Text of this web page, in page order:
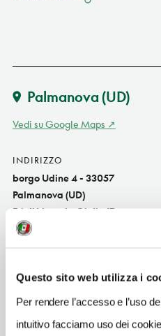
Questo sito web utilizza i
Per rendere l’accesso e l’uso
intuitivo facciamo uso dei
Palmanova (UD)
Vedi su Google Maps
INDIRIZZO
borgo Udine 4 - 33057
Palmanova (UD)
Friuli Venezia Giulia IT
SITO WEB
INDIRIZZO EMAIL
TELEFONO